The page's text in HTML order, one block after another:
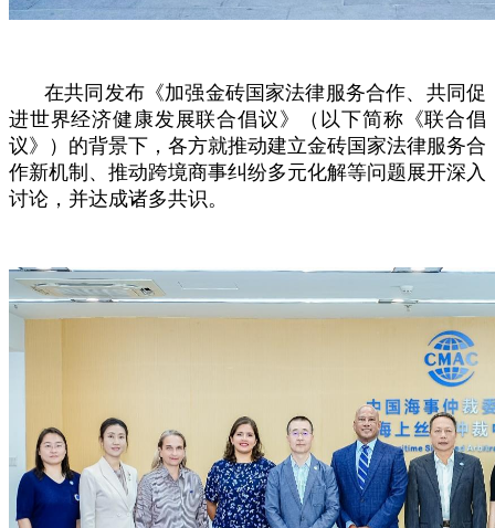
在共同发布《加强金砖国家法律服务合作、共同促
进世界经济健康发展联合倡议》（以下简称《联合倡
议》）的背景下，各方就推动建立金砖国家法律服务合
作新机制、推动跨境商事纠纷多元化解等问题展开深入
讨论，并达成诸多共识。